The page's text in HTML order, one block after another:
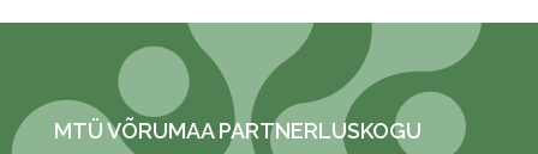
MTÜ VÕRUMAA PARTNERLUSKOGU